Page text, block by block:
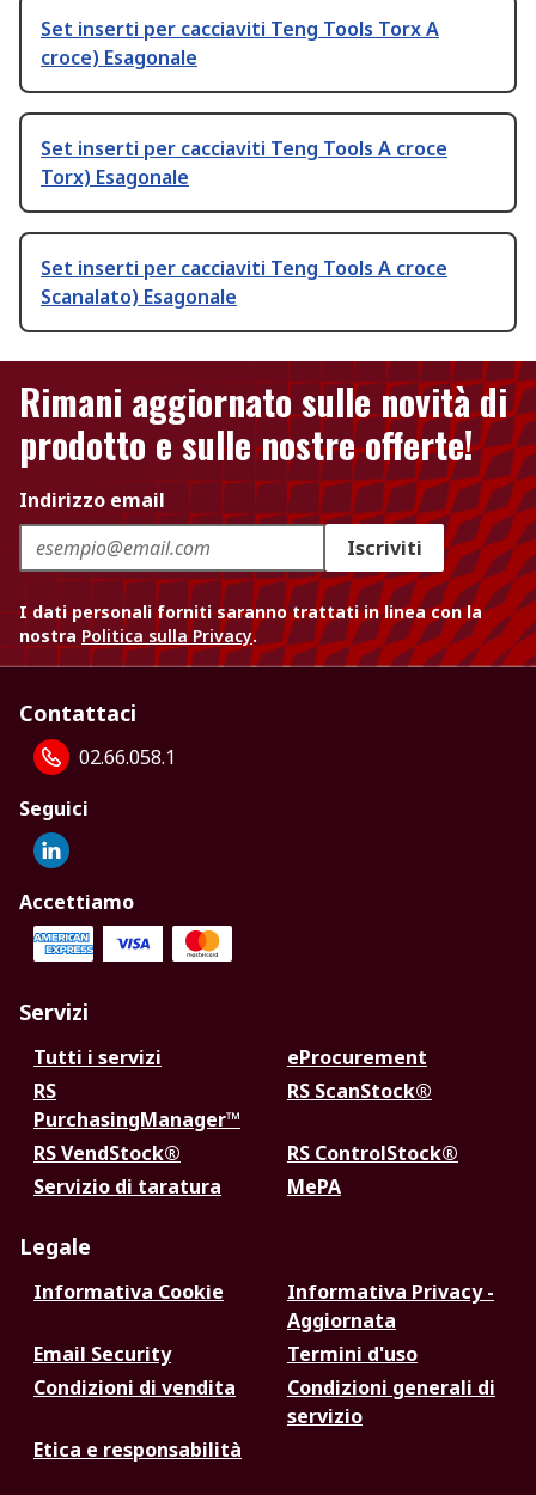
Set inserti per cacciaviti Teng Tools Torx A
croce) Esagonale
Set inserti per cacciaviti Teng Tools A croce
Torx) Esagonale
Set inserti per cacciaviti Teng Tools A croce
Scanalato) Esagonale
Rimani aggiornato sulle novità di
prodotto e sulle nostre offerte!
Indirizzo email
Iscriviti
I dati personali forniti saranno trattati in linea con la
nostra Politica sulla Privacy.
Contattaci
02.66.058.1
Seguici
Accettiamo
Servizi
Tutti i servizi
eProcurement
RS
PurchasingManager™
RS ScanStock®
RS VendStock®
RS ControlStock®
Servizio di taratura
MePA
Legale
Informativa Cookie
Informativa Privacy -
Aggiornata
Email Security
Termini d'uso
Condizioni di vendita
Condizioni generali di
servizio
Etica e responsabilità